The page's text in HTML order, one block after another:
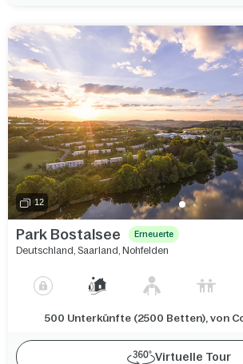
12
Park Bostalsee Erneuerte
Deutschland, Saarland, Nohfelden
500 Unterkünfte (2500 Betten), von
Virtuelle Tour